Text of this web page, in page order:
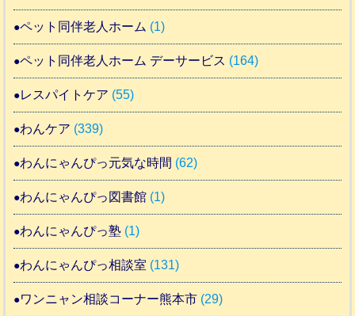
ペット同伴老人ホーム (1)
ペット同伴老人ホーム デーサービス (164)
レスパイトケア (55)
わんケア (339)
わんにゃんぴっ元気な時間 (62)
わんにゃんぴっ図書館 (1)
わんにゃんぴっ塾 (1)
わんにゃんぴっ相談室 (131)
ワンニャン相談コーナー熊本市 (29)